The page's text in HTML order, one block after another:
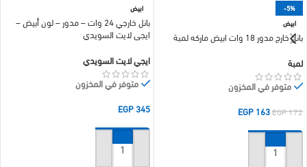
-5%
ابيض
بانل خارج مدور 18 وات ابيض ماركه لمبة
لمبة
متوفر في المخزون
EGP172
EGP163
إضافة إلى السلة
ابيض
بانل خارجي 24 وات – مدور – لون أبيض –
ايجي لايت السويدي
ايجي لايت السويدي
متوفر في المخزون
EGP345
إضافة إلى السلة